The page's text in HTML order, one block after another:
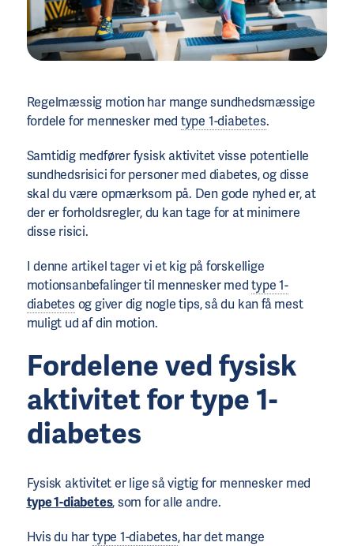
Regelmæssig motion har mange sundhedsmæssige
fordele for mennesker med type 1-diabetes.
Samtidig medfører fysisk aktivitet visse potentielle
sundhedsrisici for personer med diabetes, og disse
skal du være opmærksom på. Den gode nyhed er, at
der er forholdsregler, du kan tage for at minimere
disse risici.
I denne artikel tager vi et kig på forskellige
motionsanbefalinger til mennesker medtype 1-
diabetes og giver dig nogle tips, så du kan få mest
muligt ud af din motion.
Fordelene ved fysisk
aktivitet for type 1-
diabetes
Fysisk aktivitet er lige så vigtig for mennesker med
type 1-diabetes, som for alle andre.
Hvis du hartype 1-diabetes, har det mange